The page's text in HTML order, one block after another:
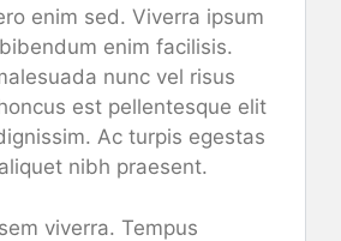
enim sed. Viverra ipsum
enim facilisis.
nunc vel risus
est pellentesque elit
Ac turpis egestas
nibh praesent.
viverra. Tempus